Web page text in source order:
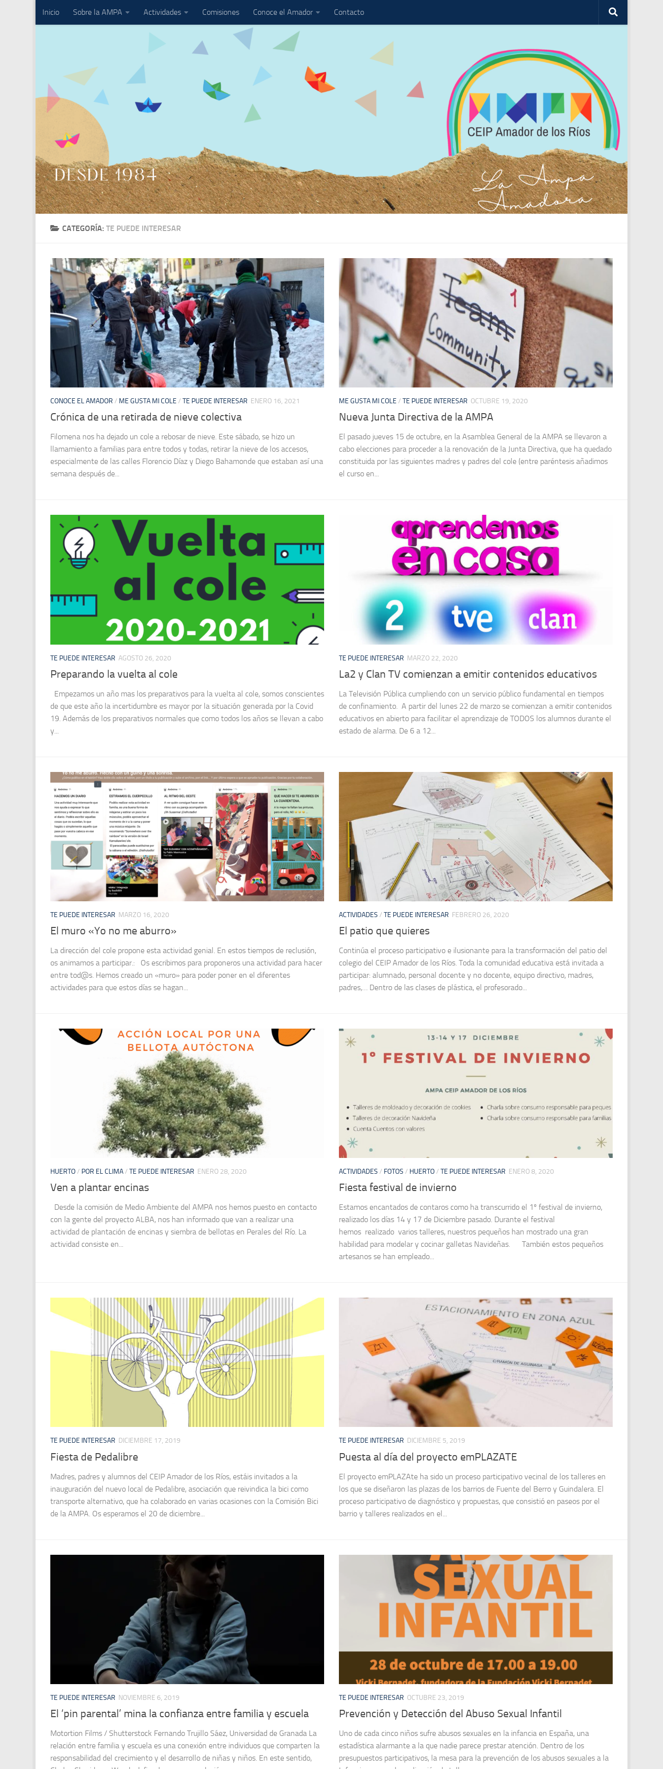
Saltar al contenido
Inicio Sobre la AMPA Actividades Comisiones Conoce el Amador Contacto
CATEGORÍA: TE PUEDE INTERESAR
CONOCE EL AMADOR / ME GUSTA MI COLE / TE PUEDE INTERESAR ENERO 16, 2021
Crónica de una retirada de nieve colectiva
Filomena nos ha dejado un cole a rebosar de nieve. Este sábado, se hizo un
llamamiento a familias para entre todos y todas, retirar la nieve de los accesos,
especialmente de las calles Florencio Díaz y Diego Bahamonde que estaban así una
semana después de...
ME GUSTA MI COLE / TE PUEDE INTERESAR OCTUBRE 19, 2020
Nueva Junta Directiva de la AMPA
El pasado jueves 15 de octubre, en la Asamblea General de la AMPA se llevaron a
cabo elecciones para proceder a la renovación de la Junta Directiva, que ha quedado
constituida por las siguientes madres y padres del cole (entre paréntesis añadimos
el curso en...
TE PUEDE INTERESAR AGOSTO 26, 2020
Preparando la vuelta al cole
Empezamos un año mas los preparativos para la vuelta al cole, somos conscientes
de que este año la incertidumbre es mayor por la situación generada por la Covid
19. Además de los preparativos normales que como todos los años se llevan a cabo
y...
TE PUEDE INTERESAR MARZO 22, 2020
La2 y Clan TV comienzan a emitir contenidos educativos
La Televisión Pública cumpliendo con un servicio público fundamental en tiempos
de confinamiento. A partir del lunes 22 de marzo se comienzan a emitir contenidos
educativos en abierto para facilitar el aprendizaje de TODOS los alumnos durante el
estado de alarma. De 6 a 12...
TE PUEDE INTERESAR MARZO 16, 2020
El muro «Yo no me aburro»
La dirección del cole propone esta actividad genial. En estos tiempos de reclusión,
os animamos a participar.: Os escribimos para proponeros una actividad para hacer
entre tod@s. Hemos creado un «muro» para poder poner en el diferentes
actividades para que estos días se hagan...
ACTIVIDADES / TE PUEDE INTERESAR FEBRERO 26, 2020
El patio que quieres
Continúa el proceso participativo e ilusionante para la transformación del patio del
colegio del CEIP Amador de los Ríos. Toda la comunidad educativa está invitada a
participar: alumnado, personal docente y no docente, equipo directivo, madres,
padres,… Dentro de las clases de plástica, el profesorado...
HUERTO/ POR EL CLIMA/ TE PUEDE INTERESAR ENERO 28, 2020
Ven a plantar encinas
Desde la comisión de Medio Ambiente del AMPA nos hemos puesto en contacto
con la gente del proyecto ALBA, nos han informado que van a realizar una
actividad de plantación de encinas y siembra de bellotas en Perales del Río. La
actividad consiste en...
ACTIVIDADES / FOTOS / HUERTO/ TE PUEDE INTERESAR ENERO 8, 2020
Fiesta festival de invierno
Estamos encantados de contaros como ha transcurrido el 1º festival de invierno,
realizado los días 14 y 17 de Diciembre pasado. Durante el festival
hemos realizado varios talleres, nuestros pequeños han mostrado una gran
habilidad para modelar y cocinar galletas Navideñas. También estos pequeños
artesanos se han empleado...
TE PUEDE INTERESAR DICIEMBRE 17, 2019
Fiesta de Pedalibre
Madres, padres y alumnos del CEIP Amador de los Ríos, estáis invitados a la
inauguración del nuevo local de Pedalibre, asociación que reivindica la bici como
transporte alternativo, que ha colaborado en varias ocasiones con la Comisión Bici
de la AMPA. Os esperamos el 20 de diciembre...
TE PUEDE INTERESAR DICIEMBRE 5, 2019
Puesta al día del proyecto emPLAZATE
El proyecto emPLAZAte ha sido un proceso participativo vecinal de los talleres en
los que se diseñaron las plazas de los barrios de Fuente del Berro y Guindalera. El
proceso participativo de diagnóstico y propuestas, que consistió en paseos por el
barrio y talleres realizados en el...
TE PUEDE INTERESAR NOVIEMBRE 6, 2019
El ‘pin parental’ mina la confianza entre familia y escuela
Motortion Films / Shutterstock Fernando Trujillo Sáez, Universidad de Granada La
relación entre familia y escuela es una conexión entre individuos que comparten la
responsabilidad del crecimiento y el desarrollo de niñas y niños. En este sentido,
TE PUEDE INTERESAR OCTUBRE 23, 2019
Prevención y Detección del Abuso Sexual Infantil
Uno de cada cinco niños sufre abusos sexuales en la infancia en España, una
estadística alarmante a la que nadie parece prestar atención. Dentro de los
presupuestos participativos, la mesa para la prevención de los abusos sexuales a la